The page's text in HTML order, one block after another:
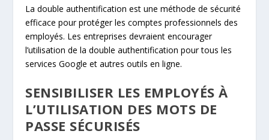
La double authentification est une méthode de sécurité
efficace pour protéger les comptes professionnels des
employés. Les entreprises devraient encourager
l’utilisation de la double authentification pour tous les
services Google et autres outils en ligne.
SENSIBILISER LES EMPLOYÉS À
L’UTILISATION DES MOTS DE
PASSE SÉCURISÉS